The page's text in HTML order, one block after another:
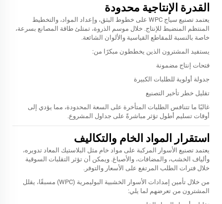
القدرة الإنتاجية محدودة
يعتمد تصنيع سياج WPC على خطوط البثق، وإعداد المواد، والتخطيط
المنتظم المنضبط للإنتاج. خلال موسم الذروة، تمتلئ طاقة المصانع بسرعة،
خاصة بالنسبة للمقاطع القياسية والألوان الشائعة.
يستفيد المشترون الذين يخططون مبكرًا من:
فتحات إنتاج مضمونة
جدولة أولوية للطلبات الكبيرة
تقليل خطر تأخير التصنيع
غالبًا ما تتنافس الطلبات المتأخرة على السعة المحدودة، مما يؤدي إلى
أوقات تسليم أطول تؤثر مباشرةً على جداول المشروع.
استقرار المواد الخام والتكاليف
يعتمد تصنيع الأسوار المركبة على مواد خام مثل البلاستيك المعاد تدويره،
وألياف الخشب، والمضافات، والأصباغ. ويمكن أن تؤثر التقلبات السوقية
خلال فترات الطلب المرتفع على الأسعار والتوفر.
من خلال تأمين إمدادات الأسوار الخشبية البوليمرية (WPC) مسبقًا، يقلل
المشترون من تعرضهم لما يلي: